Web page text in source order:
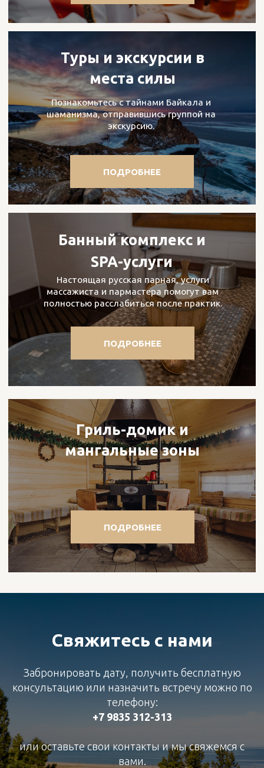
Свяжитесь с нами
Забронировать дату, получить бесплатную
консультацию или назначить встречу можно по
телефону:
+7 9835 312-313
или оставьте свои контакты и мы свяжемся с
вами.
Отдел бронирования
ГЛАВНАЯ
Акции
Чем заняться?
Что посмотреть?
НОМЕРА
2-х местный стандарт в
Мероприятия
2-х местный
стандарт с балконом
2-х местный стандарт
балконом
2‑х комнатный семейный
стандарт с балконом
2-х комнатный стандарт
2-х комнатные апартаменты
2-х уровневый люкс
Коттедж "Президент"
Информация на сайте не является
публичной офертой
КОНТАКТЫ
МЫ В СОЦСЕТЯХ
Управление отелем
осуществляет
+7 9835 312 313
Республика Бурятия,
с. Гремячинск, ул. Лесная, 36
booking_br@putnik.group
© 2026 БАЙКАЛЬСКАЯ РИВЬЕРА
ПОЛИТИКА ОБРАБОТКИ ПЕРСОНАЛЬНЫХ ДАННЫХ
ПРАВОВАЯ ИНФОРМАЦИЯ
Контакты